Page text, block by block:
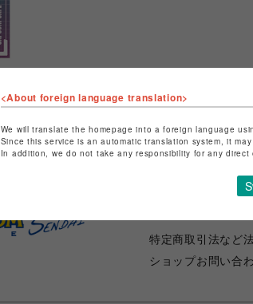
特定商取引法など
ショップお問い合
<About foreign language translation>
We will translate the homepage into a foreign language
Since this service is an automatic translation system, it
In addition, we do not take any responsibility for any